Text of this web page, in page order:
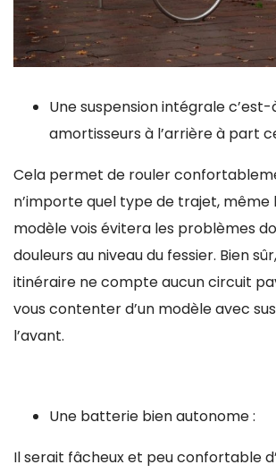
Une suspension intégrale
amortisseurs à l’arrière à part
Cela permet de rouler
n’importe quel type de trajet, même
modèle vois évitera les problèmes
douleurs au niveau du fessier. Bien
itinéraire ne compte aucun circuit
vous contenter d’un modèle avec
l’avant.
Une batterie bien autonome :
Il serait fâcheux et peu confortable